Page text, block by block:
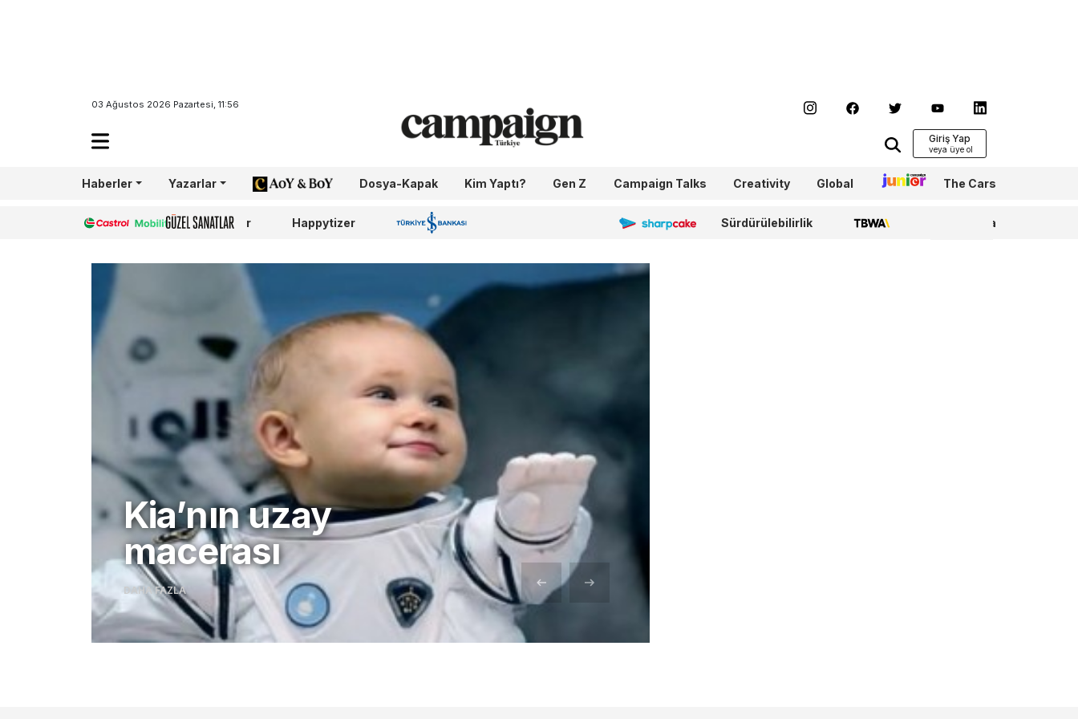
03 Ağustos 2026 Pazartesi, 11:56
Giriş Yap
Haberler Yazarlar AoY/BoY Dosya-Kapak Kim Yaptı? Gen Z Campaign Talks Creativity Global Junior The Cars
Castrol Güzel Sanatlar Happytizer İş Bankası 100.Yıl Sharpcake Sürdürülebilirlik TBWA WPP Media
Kia’nın uzay
macerası
DAHA FAZLA